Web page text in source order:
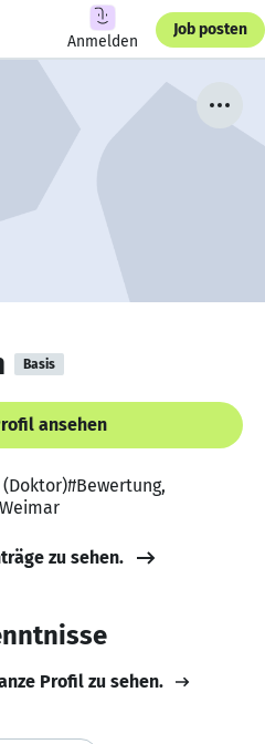
Anmelden
Job posten
Basis
ansehen
zu sehen.
Profil zu sehen.